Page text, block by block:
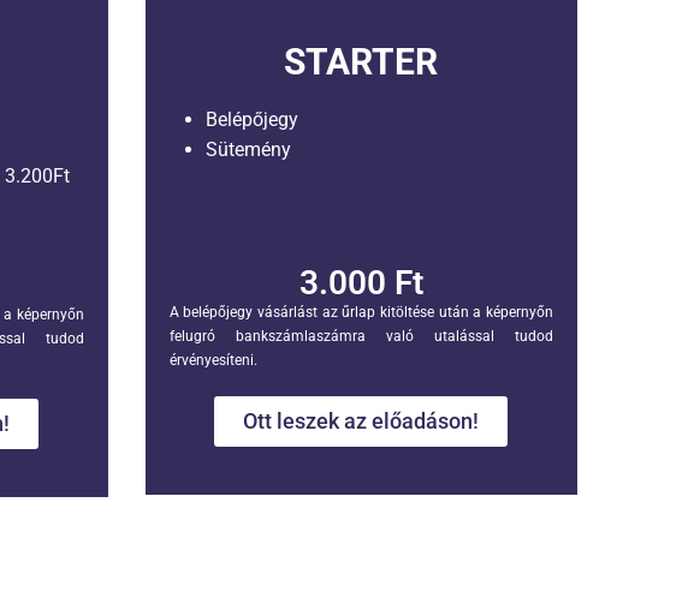
képernyőn
tudod
STARTER
Belépőjegy
Sütemény
3.000 Ft
A belépőjegy vásárlást az űrlap kitöltése után a képernyőn
felugró bankszámlaszámra való utalással tudod
érvényesíteni.
Ott leszek az előadáson!